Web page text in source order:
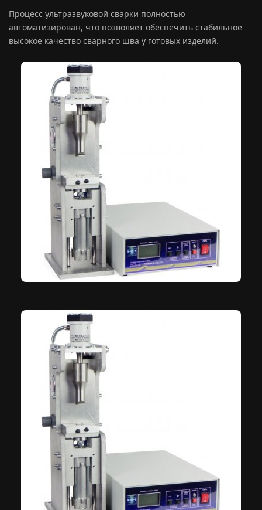
Процесс ультразвуковой сварки полностью
автоматизирован, что позволяет обеспечить стабильное
высокое качество сварного шва у готовых изделий.